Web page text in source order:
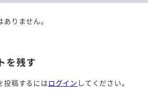
りません。
を残す
投稿するには ログイン してください。